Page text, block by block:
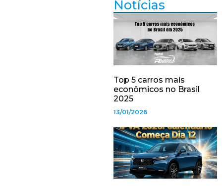
Notícias
Top 5 carros mais
econômicos no Brasil
2025
13/01/2026